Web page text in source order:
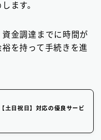
ます。
金調達までに時間が
を持って手続きを進
土日祝日】対応の優良サービ